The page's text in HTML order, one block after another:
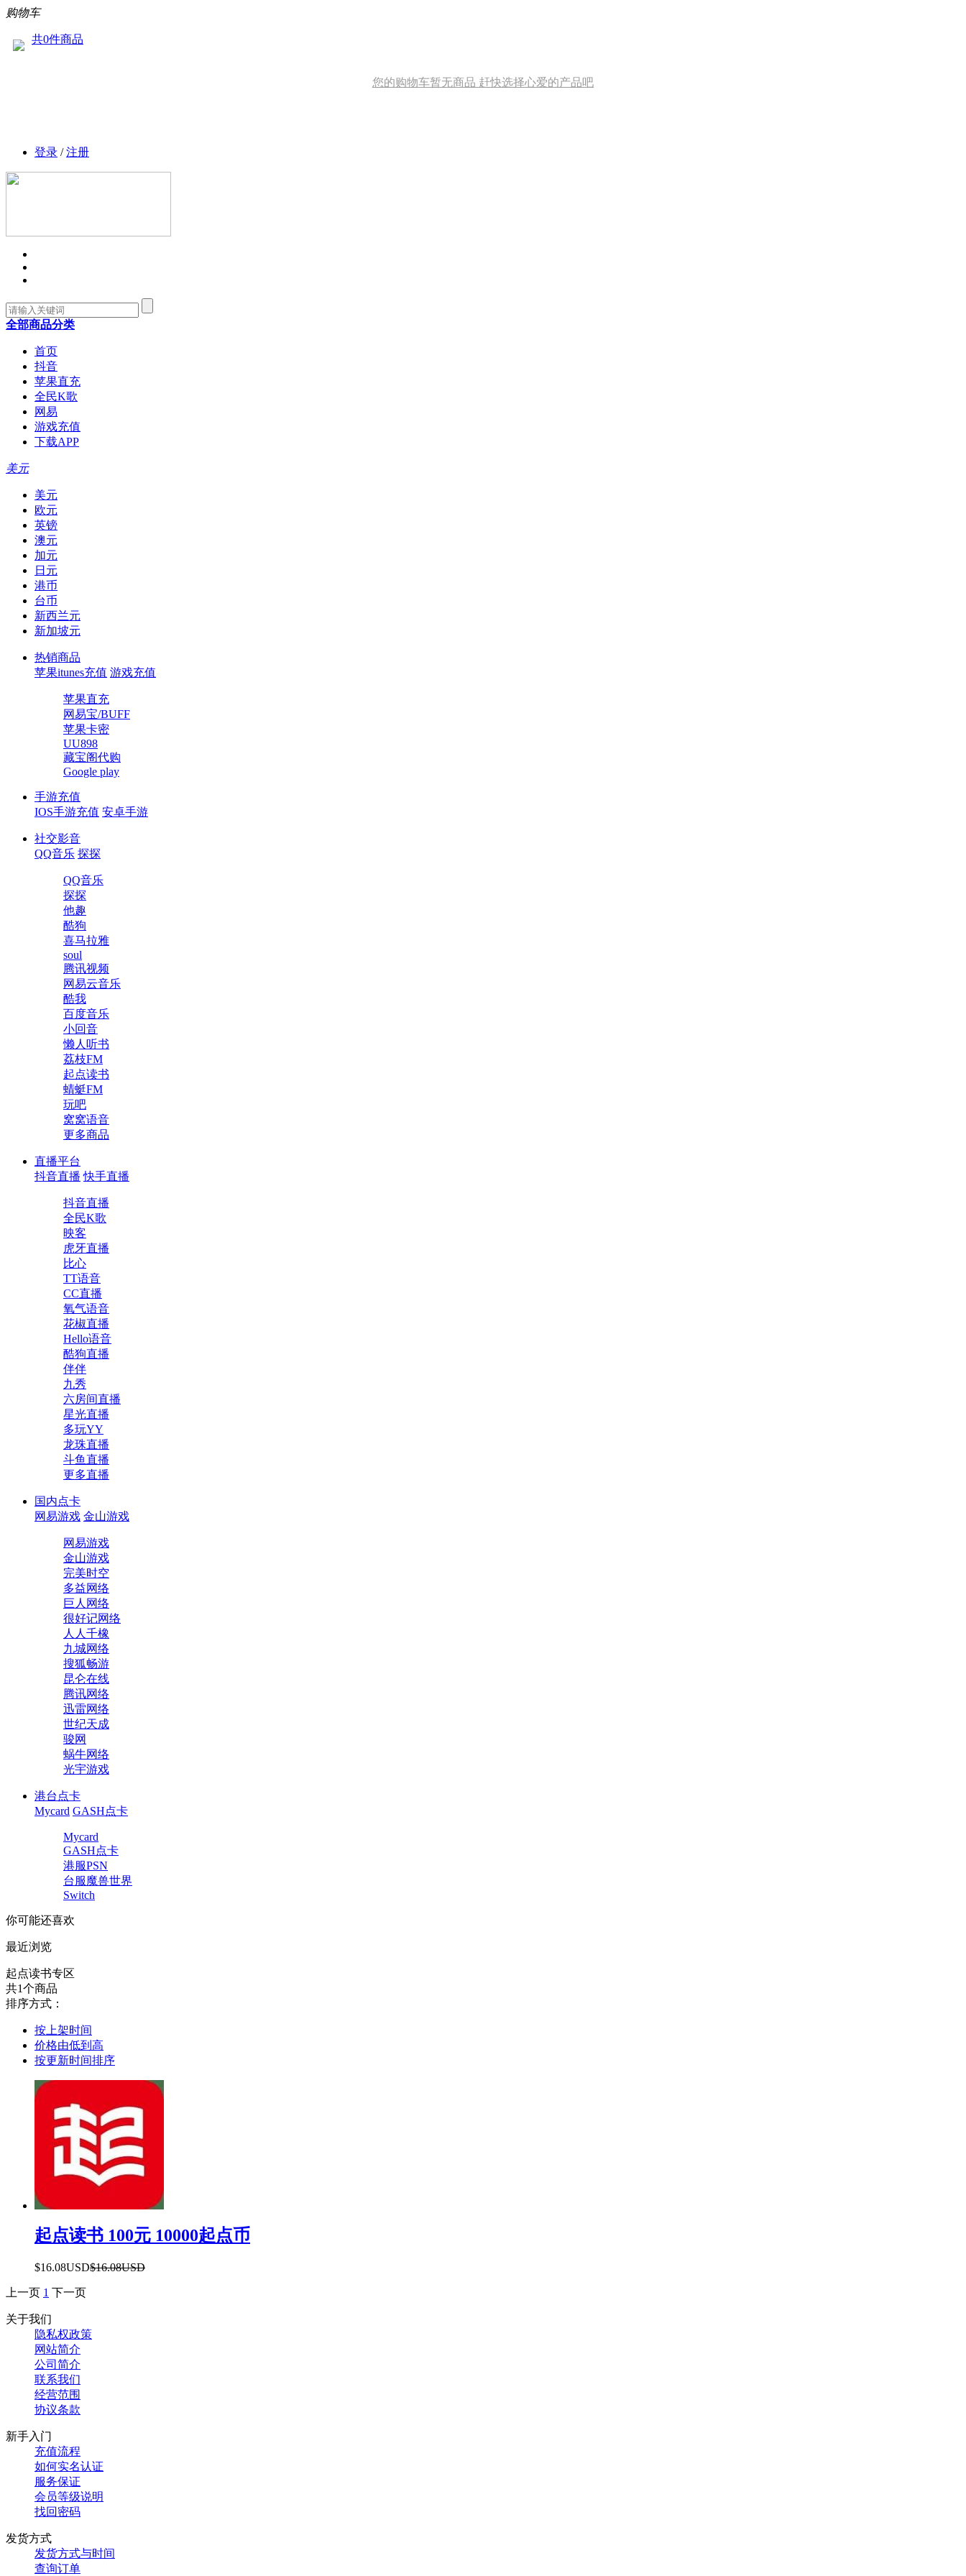
购物车
共0件商品
您的购物车暂无商品 赶快选择心爱的产品吧
登录 /注册
全部商品分类
首页
抖音
苹果直充
全民K歌
网易
游戏充值
下载APP
美元
美元
欧元
英镑
澳元
加元
日元
港币
台币
新西兰元
新加坡元
热销商品
苹果itunes充值 游戏充值
苹果直充
网易宝/BUFF
苹果卡密
UU898
藏宝阁代购
Google play
手游充值
IOS手游充值 安卓手游
社交影音
QQ音乐 探探
QQ音乐
探探
他趣
酷狗
喜马拉雅
soul
腾讯视频
网易云音乐
酷我
百度音乐
小回音
懒人听书
荔枝FM
起点读书
蜻蜓FM
玩吧
窝窝语音
更多商品
直播平台
抖音直播 快手直播
抖音直播
全民K歌
映客
虎牙直播
比心
TT语音
CC直播
氧气语音
花椒直播
Hello语音
酷狗直播
伴伴
九秀
六房间直播
星光直播
多玩YY
龙珠直播
斗鱼直播
更多直播
国内点卡
网易游戏 金山游戏
网易游戏
金山游戏
完美时空
多益网络
巨人网络
很好记网络
人人千橡
九城网络
搜狐畅游
昆仑在线
腾讯网络
迅雷网络
世纪天成
骏网
蜗牛网络
光宇游戏
港台点卡
Mycard GASH点卡
Mycard
GASH点卡
港服PSN
台服魔兽世界
Switch
你可能还喜欢
最近浏览
起点读书专区
共1个商品
排序方式：
按上架时间
价格由低到高
按更新时间排序
起点读书 100元 10000起点币
$16.08USD$16.08USD
上一页 1 下一页
关于我们
隐私权政策
网站简介
公司简介
联系我们
经营范围
协议条款
新手入门
充值流程
如何实名认证
服务保证
会员等级说明
找回密码
发货方式
发货方式与时间
查询订单